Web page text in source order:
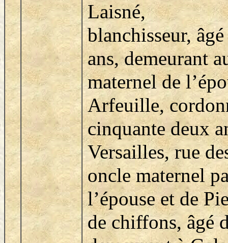
Laisné,
blanchisseur,
ans, demeurant
maternel de
Arfeuille,
cinquante deux
Versailles, rue
oncle maternel
l’épouse et de
de chiffons, âgé